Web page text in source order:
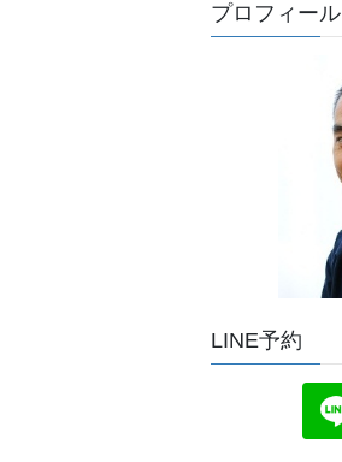
プロフィール
LINE予約